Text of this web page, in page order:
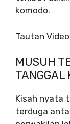
komodo.
Tautan
MUSUH
TANGGAL
Kisah nyata
terduga